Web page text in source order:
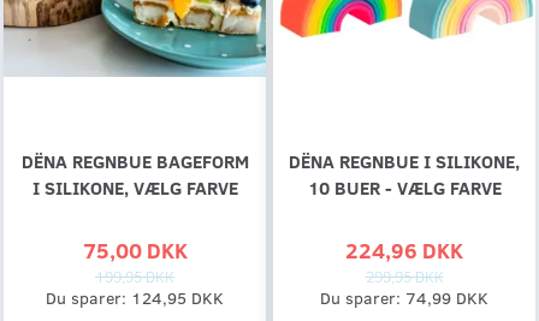
DËNA REGNBUE BAGEFORM
I SILIKONE, VÆLG FARVE
75,00 DKK
199,95 DKK
Du sparer: 124,95 DKK
DËNA REGNBUE I SILIKONE,
10 BUER - VÆLG FARVE
224,96 DKK
299,95 DKK
Du sparer: 74,99 DKK